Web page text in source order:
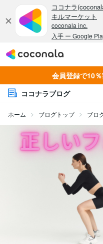
会員登録で10
ココナラブログ
ホーム ブログトップ ブロ